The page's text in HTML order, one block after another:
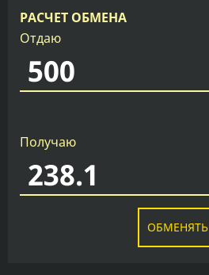
РАСЧЕТ ОБМЕНА
Отдаю
Получаю
ОБМЕНЯТЬ